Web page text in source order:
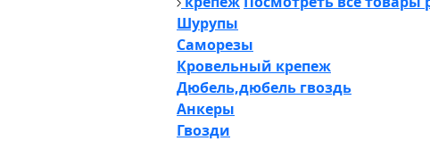
Шурупы
Саморезы
Кровельный крепеж
Дюбель,дюбель гвоздь
Анкеры
Гвозди